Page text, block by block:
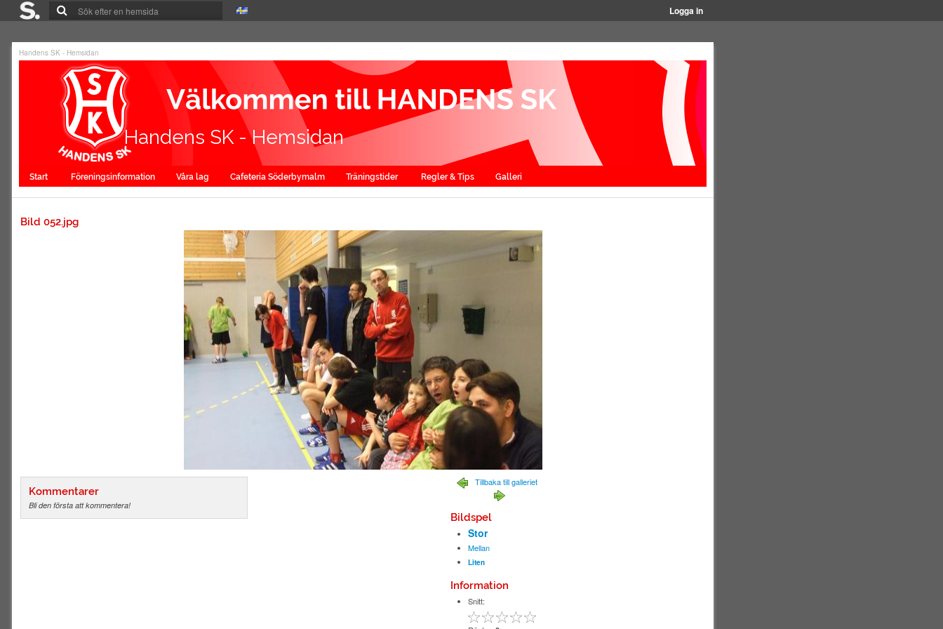
Logga in
Handens SK - Hemsidan
Handens SK - Hemsidan
Start Föreningsinformation Våra lag Cafeteria Söderbymalm Träningstider Regler & Tips Galleri
Bild 052.jpg
Kommentarer
Bli den första att kommentera!
Tillbaka till galleriet
Bildspel
Stor
Mellan
Liten
Information
Snitt: